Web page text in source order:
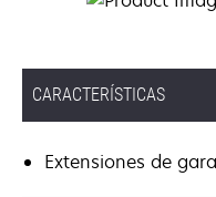
CARACTERÍSTICAS
Extensiones de